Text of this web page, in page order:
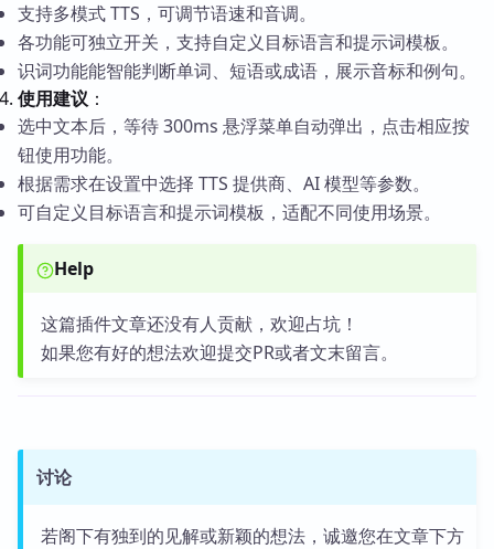
支持多模式 TTS，可调节语速和音调。
各功能可独立开关，支持自定义目标语言和提示词模板。
识词功能能智能判断单词、短语或成语，展示音标和例句。
使用建议 ：
选中文本后，等待 300ms 悬浮菜单自动弹出，点击相应按
钮使用功能。
根据需求在设置中选择 TTS 提供商、AI 模型等参数。
可自定义目标语言和提示词模板，适配不同使用场景。
Help
这篇插件文章还没有人贡献，欢迎占坑！
如果您有好的想法欢迎提交PR或者文末留言。
讨论
若阁下有独到的见解或新颖的想法，诚邀您在文章下方